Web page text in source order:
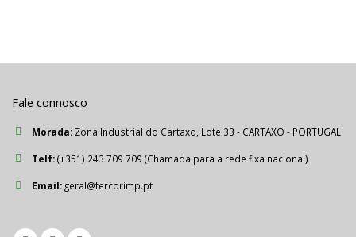
Fale connosco
Morada: Zona Industrial do Cartaxo, Lote 33 - CARTAXO - PORTUGAL
Telf:(+351) 243 709 709 (Chamada para a rede fixa nacional)
Email: geral@fercorimp.pt